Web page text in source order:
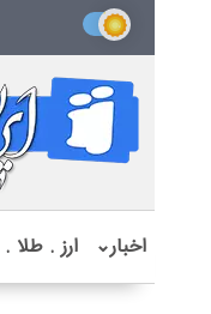
اخبار⌄ ارز . طلا